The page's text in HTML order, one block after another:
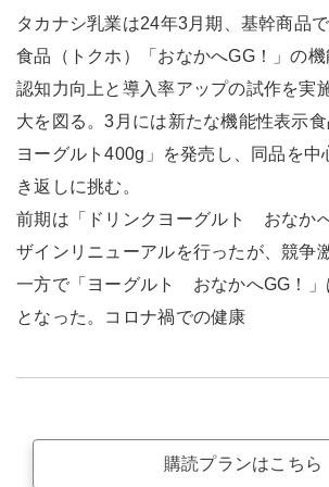
タカナシ乳業は24年3月期、基幹商品
食品（トクホ）「おなかへGG！」の機
認知力向上と導入率アップの試作を実
大を図る。3月には新たな機能性表示
ヨーグルト400g」を発売し、同品を中
き返しに挑む。
前期は「ドリンクヨーグルト おなか
ザインリニューアルを行ったが、競争
一方で「ヨーグルト おなかへGG！」
となった。コロナ禍での健康
購読プランはこちら